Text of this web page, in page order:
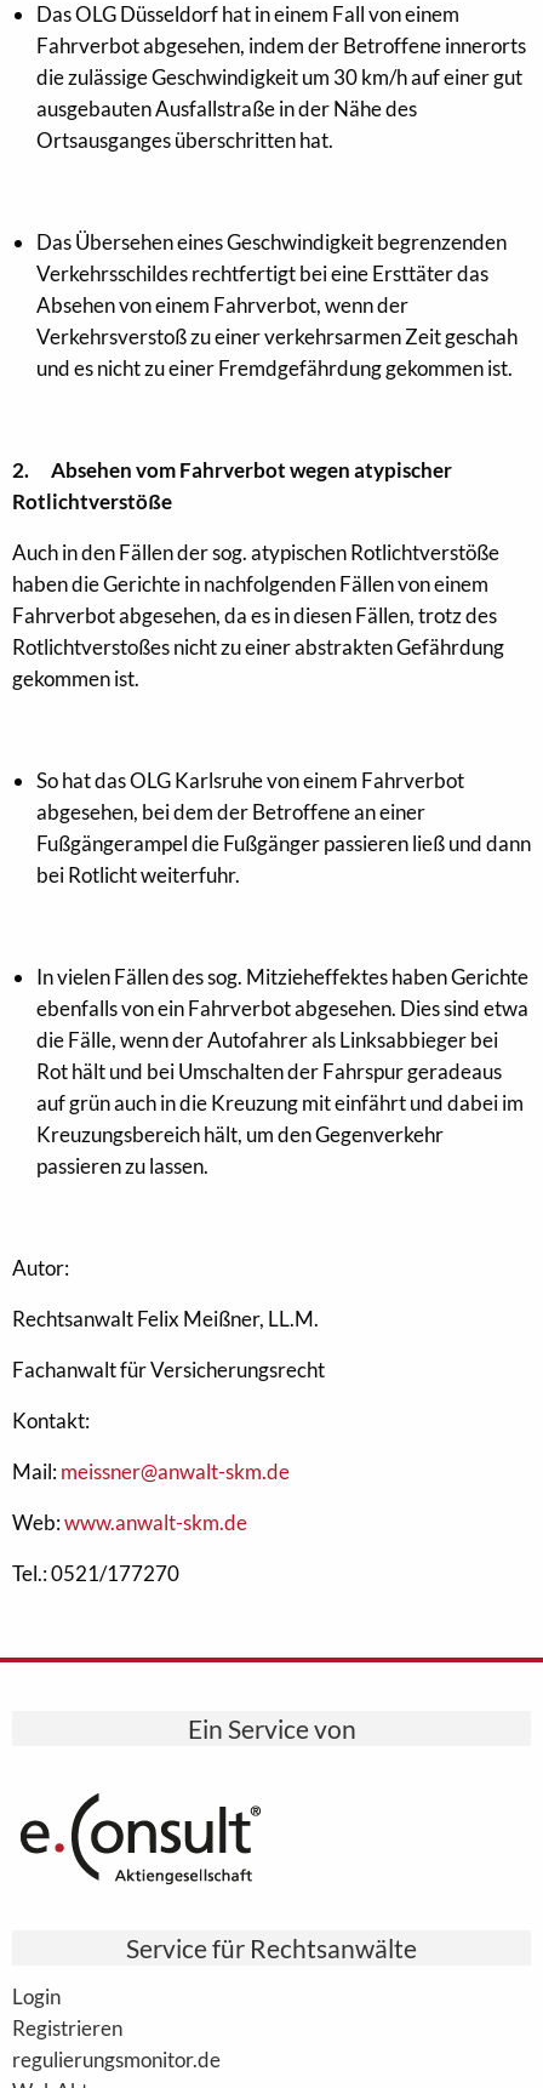
Das OLG Düsseldorf hat in einem Fall von einem
Fahrverbot abgesehen, indem der Betroffene innerorts
die zulässige Geschwindigkeit um 30 km/h auf einer gut
ausgebauten Ausfallstraße in der Nähe des
Ortsausganges überschritten hat.
Das Übersehen eines Geschwindigkeit begrenzenden
Verkehrsschildes rechtfertigt bei eine Ersttäter das
Absehen von einem Fahrverbot, wenn der
Verkehrsverstoß zu einer verkehrsarmen Zeit geschah
und es nicht zu einer Fremdgefährdung gekommen ist.
2. Absehen vom Fahrverbot wegen atypischer
Rotlichtverstöße
Auch in den Fällen der sog. atypischen Rotlichtverstöße
haben die Gerichte in nachfolgenden Fällen von einem
Fahrverbot abgesehen, da es in diesen Fällen, trotz des
Rotlichtverstoßes nicht zu einer abstrakten Gefährdung
gekommen ist.
So hat das OLG Karlsruhe von einem Fahrverbot
abgesehen, bei dem der Betroffene an einer
Fußgängerampel die Fußgänger passieren ließ und dann
bei Rotlicht weiterfuhr.
In vielen Fällen des sog. Mitzieheffektes haben Gerichte
ebenfalls von ein Fahrverbot abgesehen. Dies sind etwa
die Fälle, wenn der Autofahrer als Linksabbieger bei
Rot hält und bei Umschalten der Fahrspur geradeaus
auf grün auch in die Kreuzung mit einfährt und dabei im
Kreuzungsbereich hält, um den Gegenverkehr
passieren zu lassen.
Autor:
Rechtsanwalt Felix Meißner, LL.M.
Fachanwalt für Versicherungsrecht
Kontakt:
Mail:meissner@anwalt-skm.de
Web:www.anwalt-skm.de
Tel.: 0521/177270
Ein Service von
Service für Rechtsanwälte
Login
Registrieren
regulierungsmonitor.de